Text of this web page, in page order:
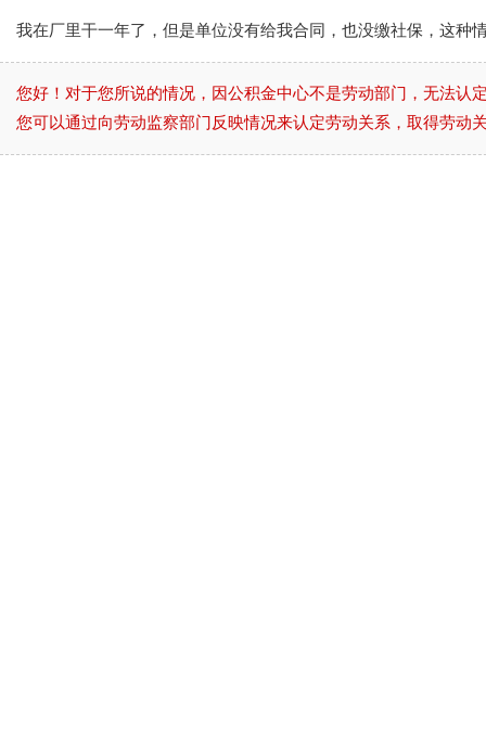
我在厂里干一年了，但是单位没有给我合同，也没缴社保，这种
您好！对于您所说的情况，因公积金中心不是劳动部门，无法认
您可以通过向劳动监察部门反映情况来认定劳动关系，取得劳动